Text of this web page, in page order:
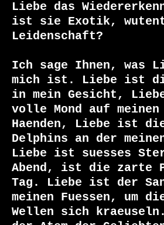
Liebe das
ist sie Exotik,
Leidenschaft?
Ich sage Ihnen, was
mich ist. Liebe ist
in mein Gesicht,
volle Mond auf meinen
Haenden, Liebe ist
Delphins an der
Liebe ist suesses
Abend, ist die zarte
Tag. Liebe ist der
meinen Fuessen, um
Wellen sich